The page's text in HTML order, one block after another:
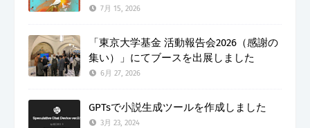
7月 15, 2026
「東京大学基金 活動報告会2026（感謝の
集い）」にてブースを出展しました
6月 27, 2026
GPTsで小説生成ツールを作成しました
3月 23, 2024